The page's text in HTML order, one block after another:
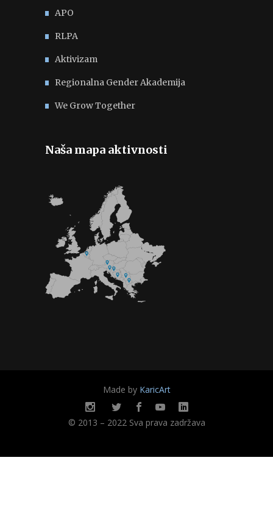
APO
RLPA
Aktivizam
Regionalna Gender Akademija
We Grow Together
Naša mapa aktivnosti
Made by KaricArt
© 2013 – 2022 Sva prava zadržava